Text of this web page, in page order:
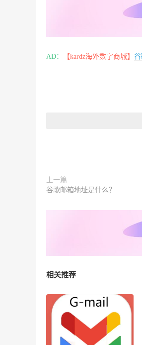
AD： 【kardz海外数字商城】 谷
上一篇
谷歌邮箱地址是什么？
相关推荐